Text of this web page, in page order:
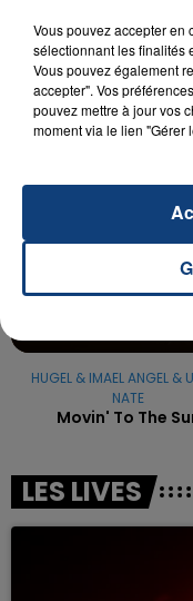
reconnu sa
excuses.
TITRES
HUGEL & IMAEL ANGEL &
NATE
Movin' To The
LES LIVES
Vous pouvez accepter en
sélectionnant les finalités
Vous pouvez également
accepter". Vos
pouvez mettre à jour vos
moment via le lien "Gérer